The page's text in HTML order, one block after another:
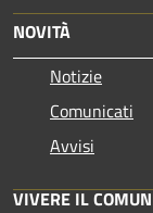
NOVITÀ
Notizie
Comunicati
Avvisi
VIVERE IL